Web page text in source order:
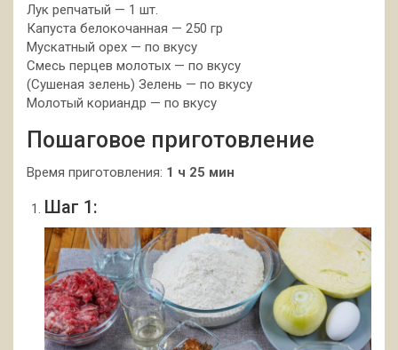
Лук репчатый — 1 шт.
Капуста белокочанная — 250 гр
Мускатный орех — по вкусу
Смесь перцев молотых — по вкусу
(Сушеная зелень) Зелень — по вкусу
Молотый кориандр — по вкусу
Пошаговое приготовление
Время приготовления: 1 ч 25 мин
Шаг 1: